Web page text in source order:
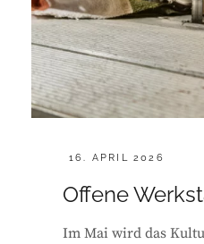
POSTED
16. APRIL 2026
Offene
Im Mai wird das